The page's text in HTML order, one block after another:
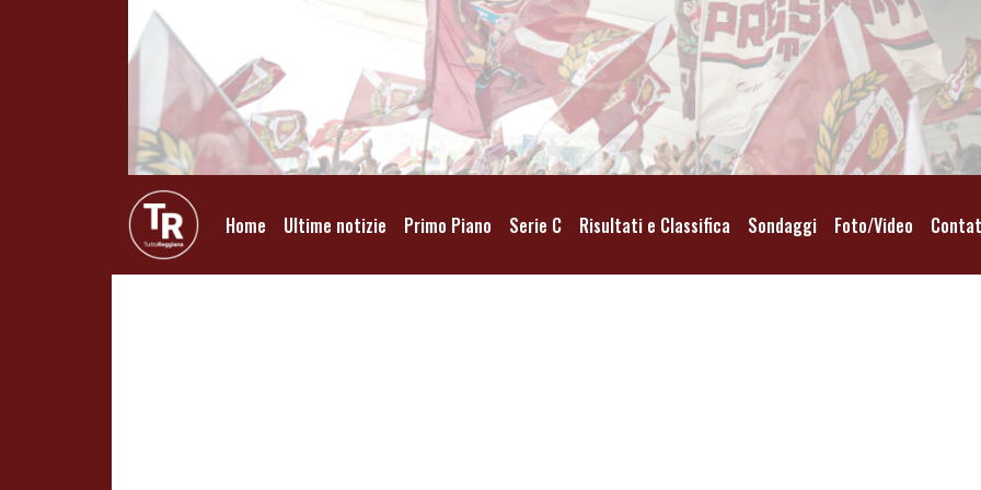
Home Ultime notizie Primo Piano Serie C Risultati e Classifica Sondaggi Foto/Video